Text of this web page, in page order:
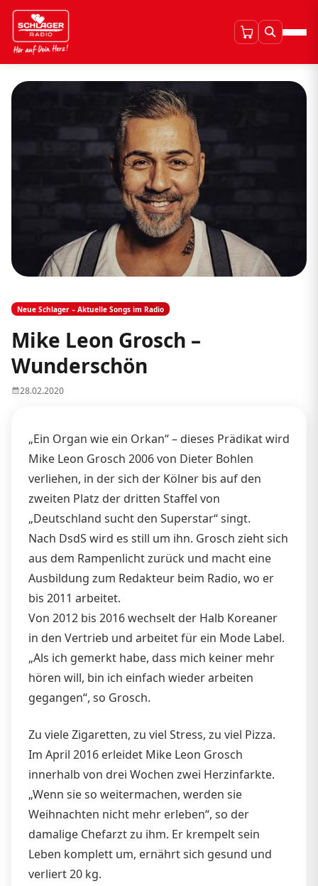
Neue Schlager – Aktuelle Songs im Radio
Mike Leon Grosch –
Wunderschön
28.02.2020
„Ein Organ wie ein Orkan“ – dieses Prädikat wird
Mike Leon Grosch 2006 von Dieter Bohlen
verliehen, in der sich der Kölner bis auf den
zweiten Platz der dritten Staffel von
„Deutschland sucht den Superstar“ singt.
Nach DsdS wird es still um ihn. Grosch zieht sich
aus dem Rampenlicht zurück und macht eine
Ausbildung zum Redakteur beim Radio, wo er
bis 2011 arbeitet.
Von 2012 bis 2016 wechselt der Halb Koreaner
in den Vertrieb und arbeitet für ein Mode Label.
„Als ich gemerkt habe, dass mich keiner mehr
hören will, bin ich einfach wieder arbeiten
gegangen“, so Grosch.
Zu viele Zigaretten, zu viel Stress, zu viel Pizza.
Im April 2016 erleidet Mike Leon Grosch
innerhalb von drei Wochen zwei Herzinfarkte.
„Wenn sie so weitermachen, werden sie
Weihnachten nicht mehr erleben“, so der
damalige Chefarzt zu ihm. Er krempelt sein
Leben komplett um, ernährt sich gesund und
verliert 20 kg.